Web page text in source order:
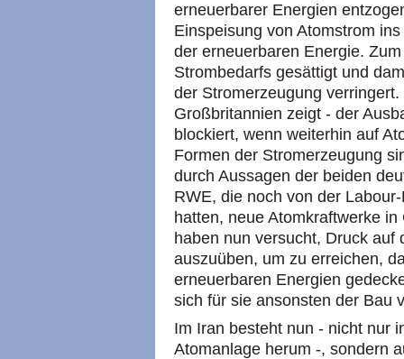
erneuerbarer Energien
Einspeisung von Atomstrom
der erneuerbaren Energie.
Strombedarfs gesättigt und
der Stromerzeugung
Großbritannien zeigt - der
blockiert, wenn weiterhin auf
Formen der Stromerzeugung
durch Aussagen der beiden
RWE, die noch von der
hatten, neue Atomkraftwerke
haben nun versucht, Druck auf
auszuüben, um zu erreichen,
erneuerbaren Energien
sich für sie ansonsten der Bau
Im Iran besteht nun - nicht nur
Atomanlage herum -, sondern